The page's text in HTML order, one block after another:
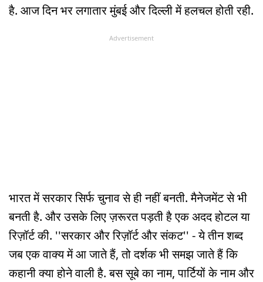
है. आज दिन भर लगातार मुंबई और दिल्ली में हलचल होती रही.
Advertisement
भारत में सरकार सिर्फ चुनाव से ही नहीं बनती. मैनेजमेंट से भी
बनती है. और उसके लिए ज़रूरत पड़ती है एक अदद होटल या
रिज़ॉर्ट की. ''सरकार और रिज़ॉर्ट और संकट'' - ये तीन शब्द
जब एक वाक्य में आ जाते हैं, तो दर्शक भी समझ जाते हैं कि
कहानी क्या होने वाली है. बस सूबे का नाम, पार्टियों के नाम और